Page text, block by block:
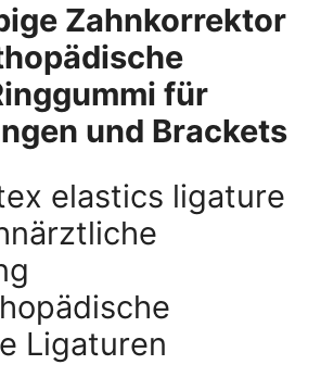
Zahnkorrektor
für
und Brackets
elastics ligature
Ligaturen